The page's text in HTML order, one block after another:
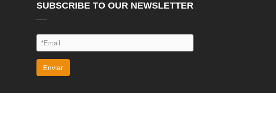
SUBSCRIBE TO OUR NEWSLETTER
Enviar